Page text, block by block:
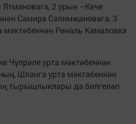
2 урын –Кече
Самира Сәлимҗановага, 3
Риналь Камаловка
Чүпрәле урта мәктәбеннән
Шланга урта мәктәбеннән
тырышлыклары да билгеләп